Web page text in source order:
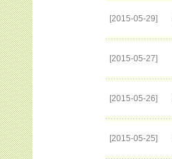
[2015-05-29]
[2015-05-27]
[2015-05-26]
[2015-05-25]